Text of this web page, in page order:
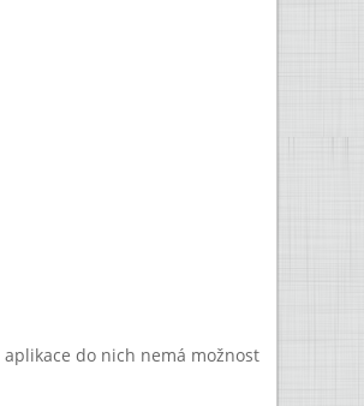
do nich nemá možnost